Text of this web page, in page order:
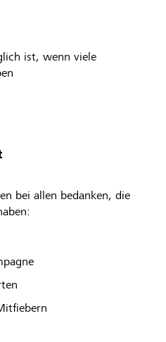
ist, wenn viele
bei allen bedanken, die